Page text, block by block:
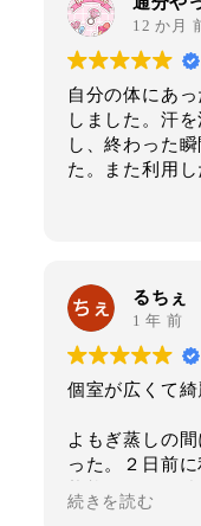
12 か月
自分の体にあ
しました。汗
し、終わった
た。また利用
るちぇ
1 年 前
個室が広くて綺
よもぎ蒸しの
った。２日前
状態がいまも
す！
続きを読む